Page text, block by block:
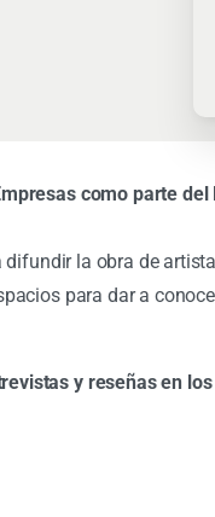
como parte del
la obra de
para dar a
y reseñas en